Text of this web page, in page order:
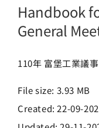
關於富堡
Handbook
General
110年 富堡工業議
File size: 3.93 MB
Created: 22-09-